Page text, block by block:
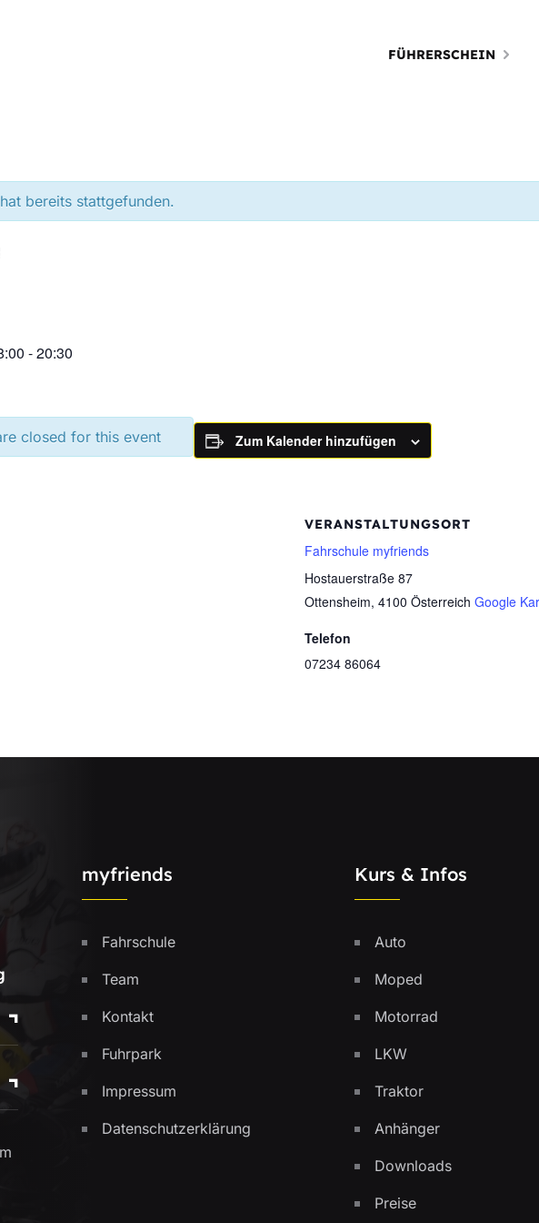
FÜHRERSCHEIN
bereits stattgefunden.
-20:30
closed for this event Zum Kalender hinzufügen
VERANSTALTUNGSORT
Fahrschule myfriends
Hostauerstraße 87
Ottensheim, 4100 Österreich Google
Telefon
07234 86064
myfriends
Fahrschule
Team
Kontakt
Fuhrpark
Impressum
Datenschutzerklärung
Kurs & Infos
Auto
Moped
Motorrad
LKW
Traktor
Anhänger
Downloads
Preise